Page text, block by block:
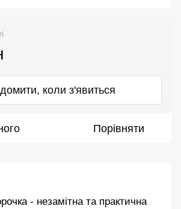
коли з'явиться
Порівняти
- незамітна та практична